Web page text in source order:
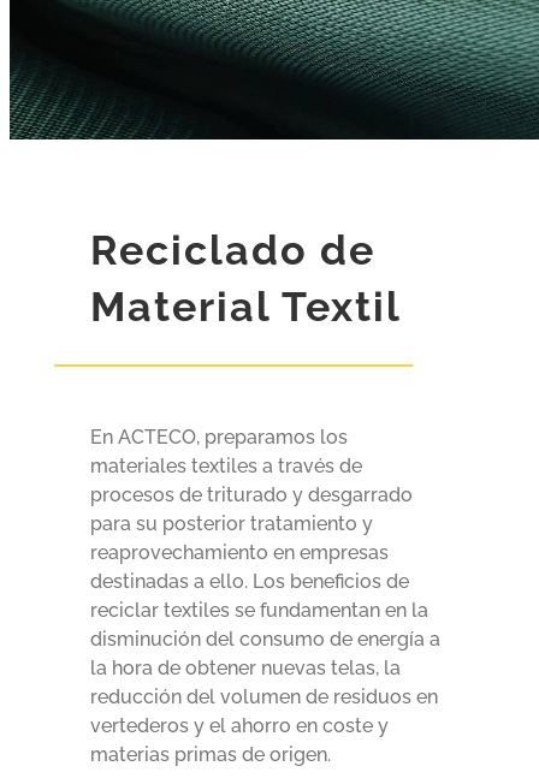
Reciclado de
Material Textil
En ACTECO, preparamos los
materiales textiles a través de
procesos de triturado y desgarrado
para su posterior tratamiento y
reaprovechamiento en empresas
destinadas a ello. Los beneficios de
reciclar textiles se fundamentan en la
disminución del consumo de energía a
la hora de obtener nuevas telas, la
reducción del volumen de residuos en
vertederos y el ahorro en coste y
materias primas de origen.